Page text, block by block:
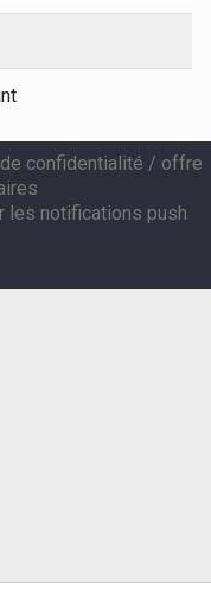
confidentialité / offre
les notifications push